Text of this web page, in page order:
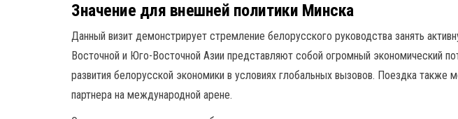
Значение для внешней политики Минска
Данный визит демонстрирует стремление белорусского руководства занять
Восточной и Юго-Восточной Азии представляют собой огромный экономический
развития белорусской экономики в условиях глобальных вызовов. Поездка
партнера на международной арене.